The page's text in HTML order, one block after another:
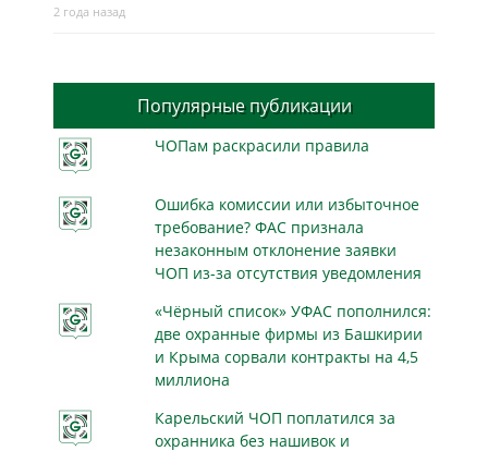
2 года назад
Популярные публикации
ЧОПам раскрасили правила
Ошибка комиссии или избыточное
требование? ФАС признала
незаконным отклонение заявки
ЧОП из-за отсутствия уведомления
«Чёрный список» УФАС пополнился:
две охранные фирмы из Башкирии
и Крыма сорвали контракты на 4,5
миллиона
Карельский ЧОП поплатился за
охранника без нашивок и